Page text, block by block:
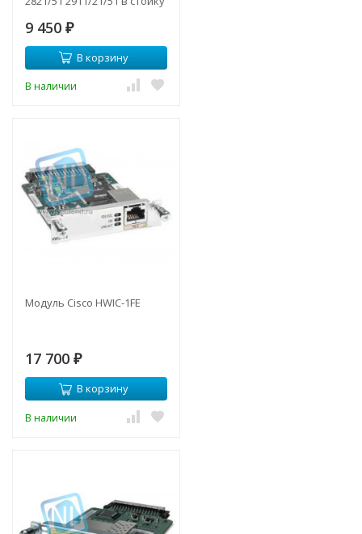
9 450 ₽
В корзину
В наличии
Модуль Cisco HWIC-1FE
17 700 ₽
В корзину
В наличии